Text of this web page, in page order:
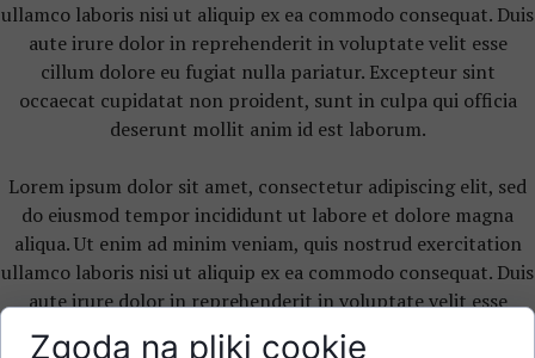
ullamco laboris nisi ut aliquip ex ea commodo consequat. Duis
aute irure dolor in reprehenderit in voluptate velit esse
cillum dolore eu fugiat nulla pariatur. Excepteur sint
occaecat cupidatat non proident, sunt in culpa qui officia
deserunt mollit anim id est laborum.
Lorem ipsum dolor sit amet, consectetur adipiscing elit, sed
do eiusmod tempor incididunt ut labore et dolore magna
aliqua. Ut enim ad minim veniam, quis nostrud exercitation
ullamco laboris nisi ut aliquip ex ea commodo consequat. Duis
aute irure dolor in reprehenderit in voluptate velit esse
cillum dolore eu fugiat nulla pariatur. Excepteur sint
Zgoda na pliki cookie